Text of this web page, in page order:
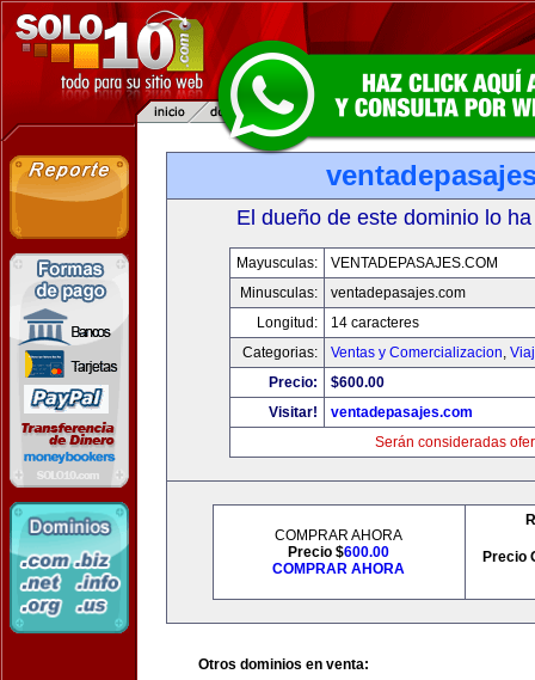
El dueño de este dominio lo
Mayusculas:
VENTADEPASAJES.COM
Minusculas:
ventadepasajes.com
Longitud:
14 caracteres
Categorias:
Ventas y Comercializacion,
Precio:
$600.00
Visitar!
ventadepasajes.com
Serán consideradas
COMPRAR AHORA
Precio $600.00
COMPRAR AHORA
Precio
Otros dominios en venta: